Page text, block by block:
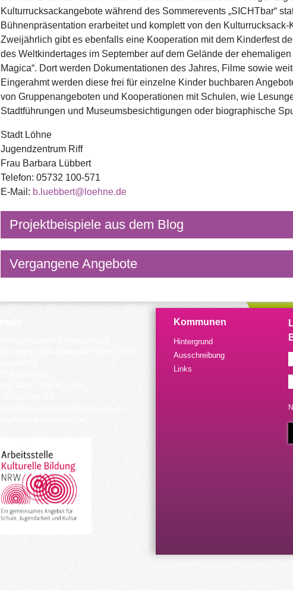
Kulturrucksackangebote während des Sommerevents „SICHTbar“
Bühnenpräsentation erarbeitet und komplett von den Kulturrucksack-
Zweijährlich gibt es ebenfalls eine Kooperation mit dem Kinderfest
des Weltkindertages im September auf dem Gelände der
Magica“. Dort werden Dokumentationen des Jahres, Filme sowie
Eingerahmt werden diese frei für einzelne Kinder buchbaren
von Gruppenangeboten und Kooperationen mit Schulen, wie
Stadtführungen und Museumsbesichtigungen oder biographische
Stadt Löhne
Jugendzentrum Riff
Frau Barbara Lübbert
Telefon: 05732 100-571
E-Mail: b.luebbert@loehne.de
Projektbeispiele aus dem Blog
Vergangene Angebote
Kommunen
Hintergrund
Ausschreibung
Links